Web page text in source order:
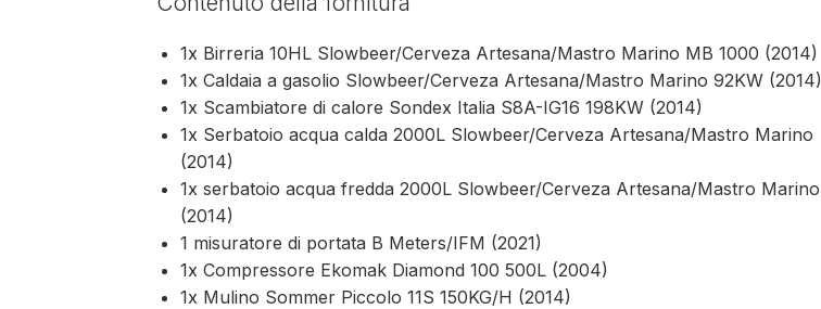
1x Birreria 10HL Slowbeer/Cerveza Artesana/Mastro Marino MB 1000 (2014)
1x Caldaia a gasolio Slowbeer/Cerveza Artesana/Mastro Marino 92KW (2014)
1x Scambiatore di calore Sondex Italia S8A-IG16 198KW (2014)
1x Serbatoio acqua calda 2000L Slowbeer/Cerveza Artesana/Mastro Marino
(2014)
1x serbatoio acqua fredda 2000L Slowbeer/Cerveza Artesana/Mastro Marino
(2014)
1 misuratore di portata B Meters/IFM (2021)
1x Compressore Ekomak Diamond 100 500L (2004)
1x Mulino Sommer Piccolo 11S 150KG/H (2014)